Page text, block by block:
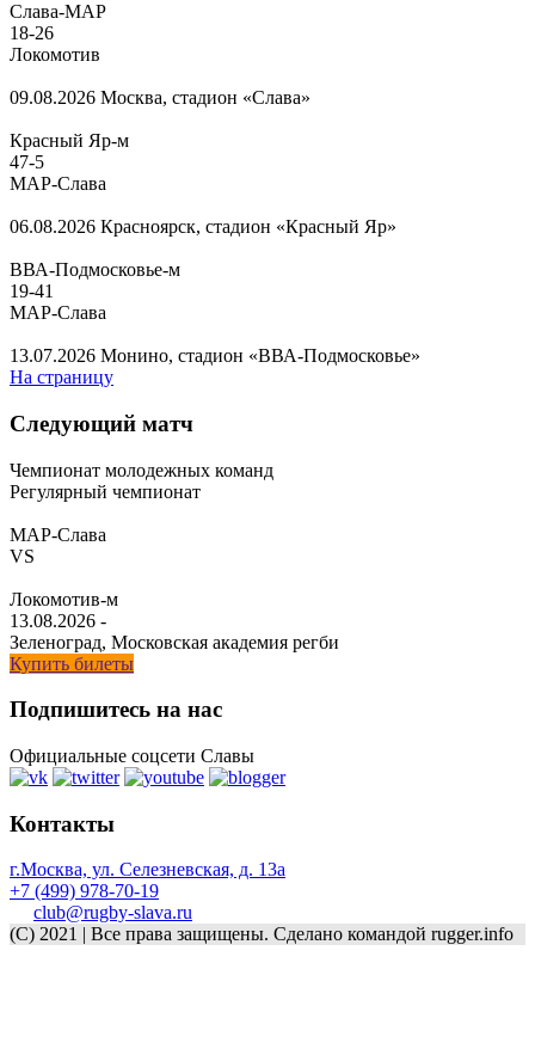
Слава-МАР
18-26
Локомотив
09.08.2026 Москва, стадион «Слава»
Красный Яр-м
47-5
МАР-Слава
06.08.2026 Красноярск, стадион «Красный Яр»
ВВА-Подмосковье-м
19-41
МАР-Слава
13.07.2026 Монино, стадион «ВВА-Подмосковье»
На страницу
Следующий матч
Чемпионат молодежных команд
Регулярный чемпионат
МАР-Слава
VS
Локомотив-м
13.08.2026 -
Зеленоград, Московская академия регби
Купить билеты
Подпишитесь на нас
Официальные соцсети Славы
Контакты
г.Москва, ул. Селезневская, д. 13a
+7 (499) 978-70-19
club@rugby-slava.ru
(C) 2021 | Все права защищены. Сделано командой rugger.info